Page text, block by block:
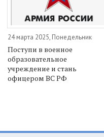
24 марта 2025, Понедельник
Поступи в военное
образовательное
учреждение и стань
офицером ВС РФ